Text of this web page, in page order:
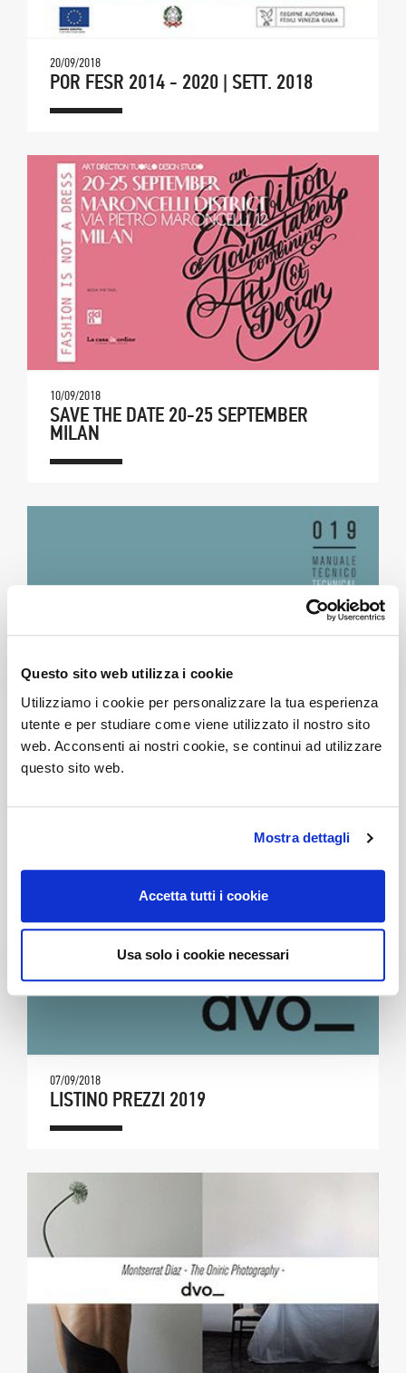
Questo sito web utilizza i cookie
Utilizziamo i cookie per personalizzare la tua esperienza
utente e per studiare come viene utilizzato il nostro sito
web. Acconsenti ai nostri cookie, se continui ad utilizzare
questo sito web.
Mostra dettagli
Accetta tutti i cookie
Usa solo i cookie necessari
20/09/2018
POR FESR 2014 - 2020 | SETT. 2018
10/09/2018
SAVE THE DATE 20-25 SEPTEMBER
MILAN
07/09/2018
MANUALE TECNICO 2019
07/09/2018
LISTINO PREZZI 2019